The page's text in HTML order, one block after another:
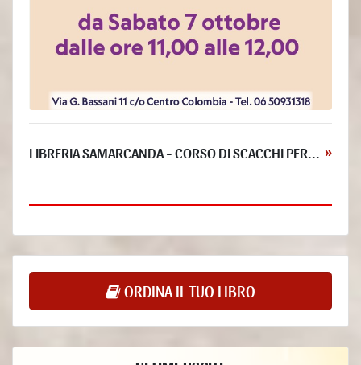
- Luogo
I Dati sono trattati presso le sedi operative del Titolare ed in ogni altro
I Dati Personali dell’Utente potrebbero essere trasferiti in un paese
diverso da quello in cui l’Utente si trova. Per ottenere ulteriori
un’organizzazione internazionale di diritto internazionale pubblico o
alle misure di sicurezza adottate dal Titolare per proteggere i Dati.
sul trattamento di Dati Personali o chiedere informazioni al Titolare
contattandolo agli estremi riportati in apertura.
LIBRERIA SAMARCANDA - CORSO DI SCACCHI PER... »
ORDINA IL TUO LIBRO